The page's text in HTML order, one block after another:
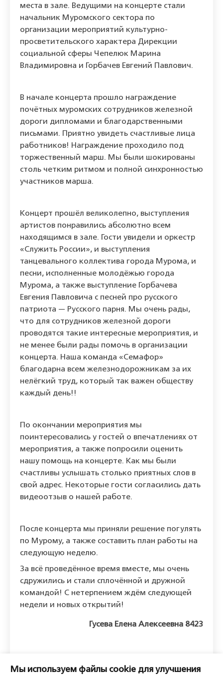
места в зале. Ведущими на концерте стали
начальник Муромского сектора по
организации мероприятий культурно-
просветительского характера Дирекции
социальной сферы Чепелюк Марина
Владимировна и Горбачев Евгений Павлович.
В начале концерта прошло награждение
почётных муромских сотрудников железной
дороги дипломами и благодарственными
письмами. Приятно увидеть счастливые лица
работников! Награждение проходило под
торжественный марш. Мы были шокированы
столь четким ритмом и полной синхронностью
участников марша.
Концерт прошёл великолепно, выступления
артистов понравились абсолютно всем
находящимся в зале. Гости увидели и оркестр
«Служить России», и выступления
танцевального коллектива города Мурома, и
песни, исполненные молодёжью города
Мурома, а также выступление Горбачева
Евгения Павловича с песней про русского
патриота — Русского парня. Мы очень рады,
что для сотрудников железной дороги
проводятся такие интересные мероприятия, и
не менее были рады помочь в организации
концерта. Наша команда «Семафор»
благодарна всем железнодорожникам за их
нелёгкий труд, который так важен обществу
каждый день!!
По окончании мероприятия мы
поинтересовались у гостей о впечатлениях от
мероприятия, а также попросили оценить
нашу помощь на концерте. Как мы были
счастливы услышать столько приятных слов в
свой адрес. Некоторые гости согласились дать
видеоотзыв о нашей работе.
После концерта мы приняли решение погулять
по Мурому, а также составить план работы на
следующую неделю.
За всё проведённое время вместе, мы очень
сдружились и стали сплочённой и дружной
командой! С нетерпением ждём следующей
недели и новых открытий!
Гусева Елена Алексеевна 8423
Пожалуйста, войдите, чтобы
Мы используем файлы cookie для улучшения